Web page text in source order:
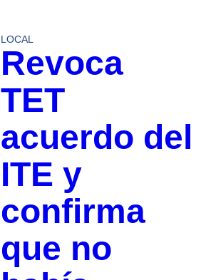
LOCAL
Revoca
TET
acuerdo del
ITE y
confirma
que no